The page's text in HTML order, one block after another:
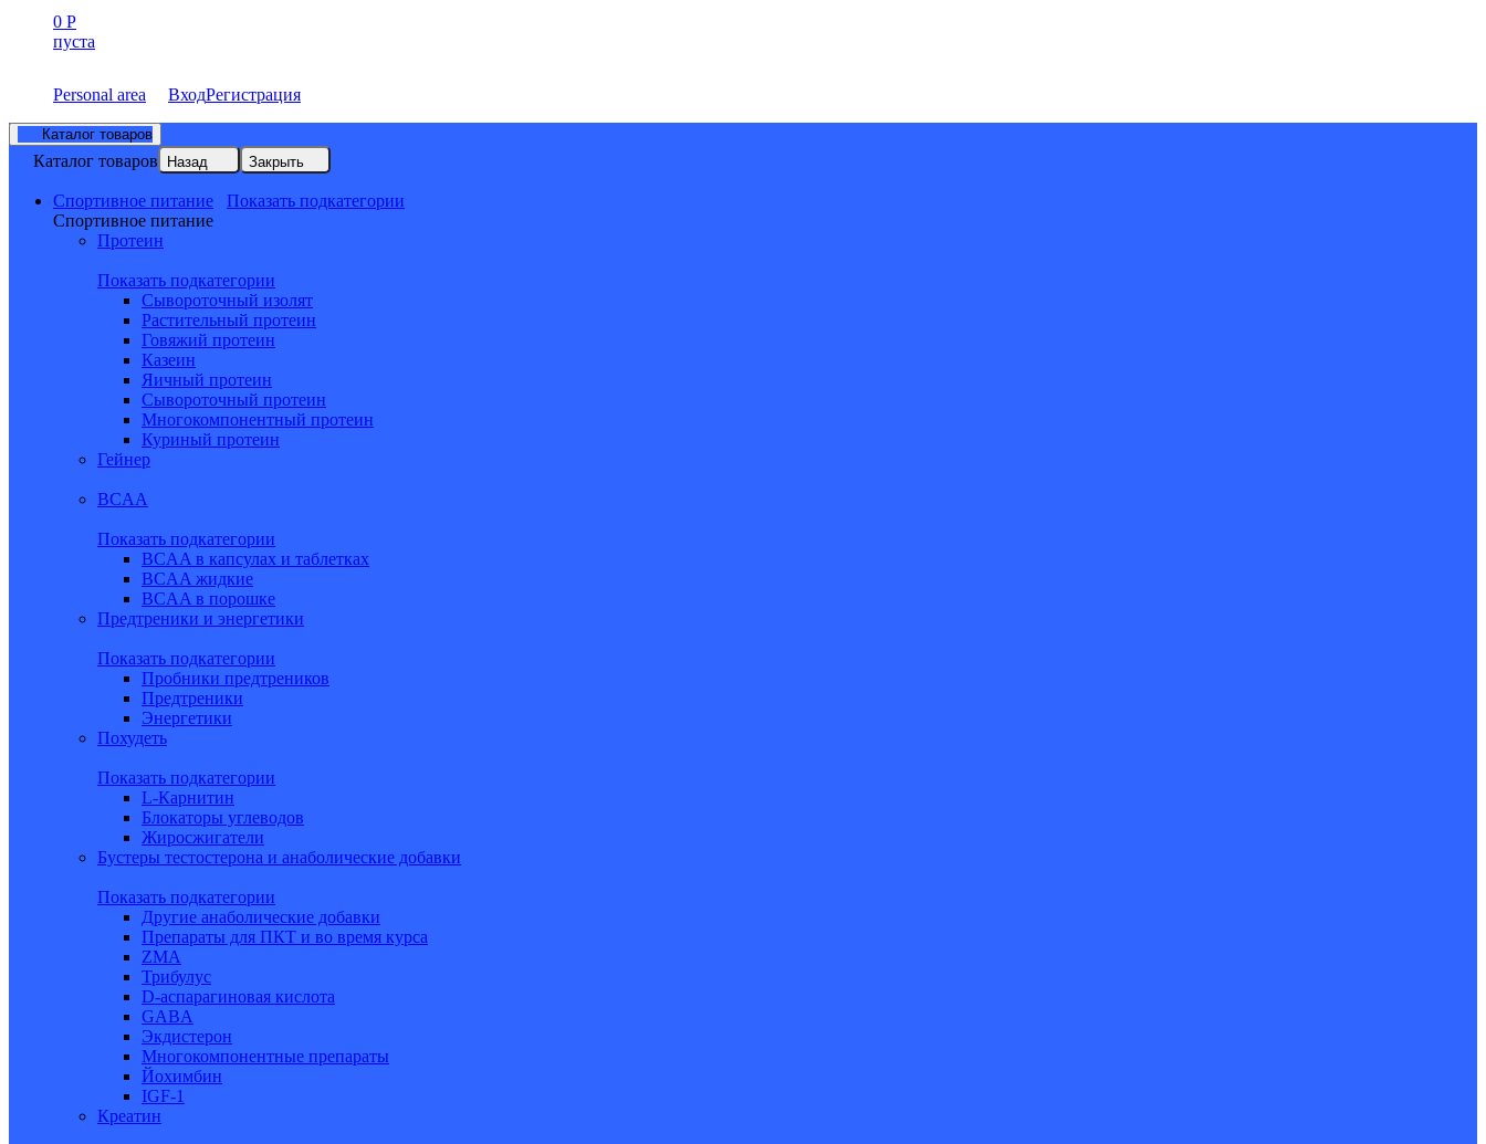
0 Р
пуста
Personal area ВходРегистрация
Каталог товаров
Каталог товаров Назад Закрыть
Спортивное питание
Показать подкатегории
Спортивное питание
Протеин
Показать подкатегории
Сывороточный изолят
Растительный протеин
Говяжий протеин
Казеин
Яичный протеин
Сывороточный протеин
Многокомпонентный протеин
Куриный протеин
Гейнер
BCAA
Показать подкатегории
BCAA в капсулах и таблетках
BCAA жидкие
BCAA в порошке
Предтреники и энергетики
Показать подкатегории
Пробники предтреников
Предтреники
Энергетики
Похудеть
Показать подкатегории
L-Карнитин
Блокаторы углеводов
Жиросжигатели
Бустеры тестостерона и анаболические добавки
Показать подкатегории
Другие анаболические добавки
Препараты для ПКТ и во время курса
ZMA
Трибулус
D-аспарагиновая кислота
GABA
Экдистерон
Многокомпонентные препараты
Йохимбин
IGF-1
Креатин